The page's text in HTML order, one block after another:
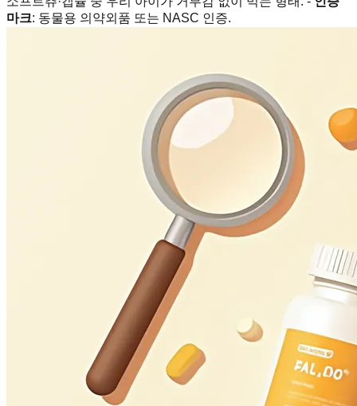
마크: 동물용 의약외품 또는 NASC 인증.